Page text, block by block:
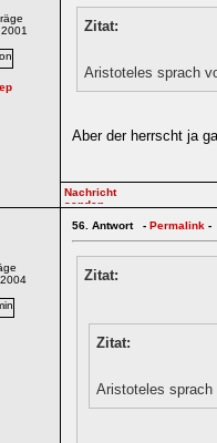
Zitat:
Aristoteles sprach
Aber der herrscht ja
56. Antwort - Permalink -
Zitat:
Zitat:
Aristoteles